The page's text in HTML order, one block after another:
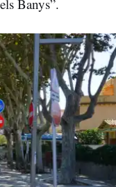
Banys”.